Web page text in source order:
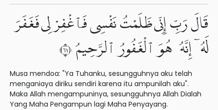
قَالَ رَبِّ إِنِّى ظَلَمْتُ نَفْسِى فَٱغْفِرْ لِى فَغَفَرَ
لَهُۥٓ إِنَّهُۥ هُوَ ٱلْغَفُورُ ٱلرَّحِيمُ ١٦
Musa mendoa: "Ya Tuhanku, sesungguhnya aku telah
menganiaya diriku sendiri karena itu ampunilah aku".
Maka Allah mengampuninya, sesungguhnya Allah Dialah
Yang Maha Pengampun lagi Maha Penyayang.